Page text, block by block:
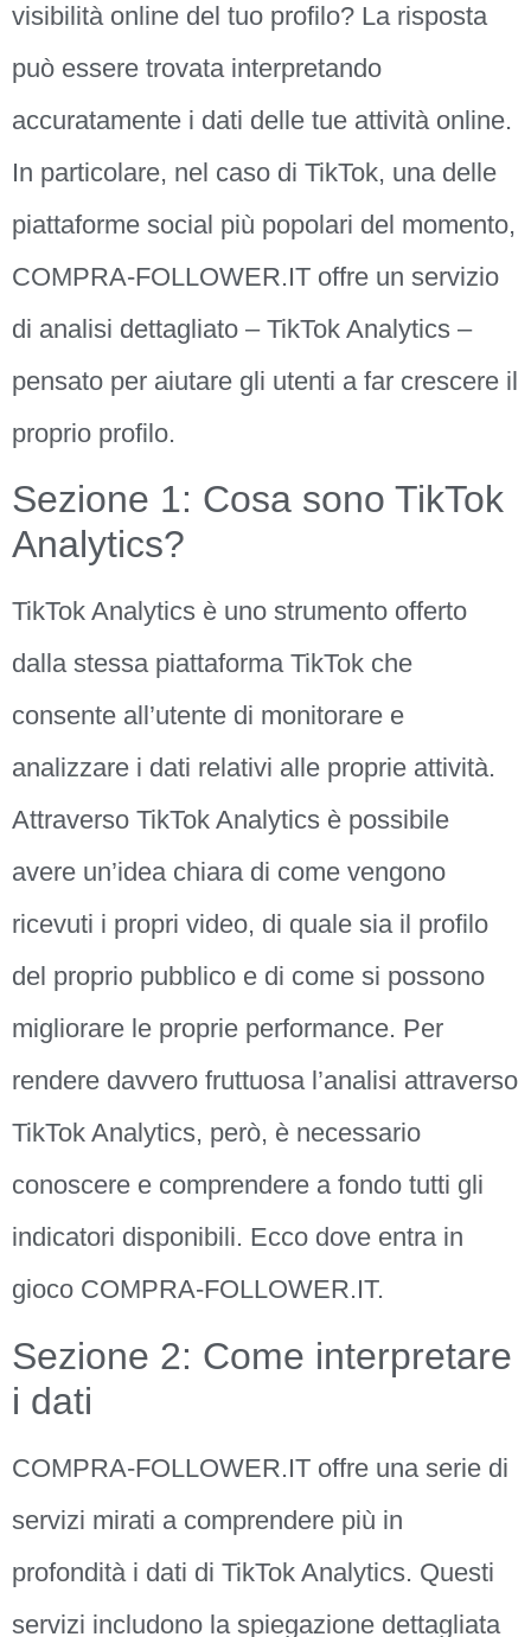
visibilità online del tuo profilo? La risposta
può essere trovata interpretando
accuratamente i dati delle tue attività online.
In particolare, nel caso di TikTok, una delle
piattaforme social più popolari del momento,
COMPRA-FOLLOWER.IT offre un servizio
di analisi dettagliato – TikTok Analytics –
pensato per aiutare gli utenti a far crescere il
proprio profilo.
Sezione 1: Cosa sono TikTok
Analytics?
TikTok Analytics è uno strumento offerto
dalla stessa piattaforma TikTok che
consente all’utente di monitorare e
analizzare i dati relativi alle proprie attività.
Attraverso TikTok Analytics è possibile
avere un’idea chiara di come vengono
ricevuti i propri video, di quale sia il profilo
del proprio pubblico e di come si possono
migliorare le proprie performance. Per
rendere davvero fruttuosa l’analisi attraverso
TikTok Analytics, però, è necessario
conoscere e comprendere a fondo tutti gli
indicatori disponibili. Ecco dove entra in
gioco COMPRA-FOLLOWER.IT.
Sezione 2: Come interpretare
i dati
COMPRA-FOLLOWER.IT offre una serie di
servizi mirati a comprendere più in
profondità i dati di TikTok Analytics. Questi
servizi includono la spiegazione dettagliata